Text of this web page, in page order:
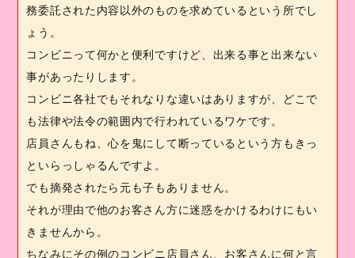
務委託された内容以外のものを求めているという所でし
ょう。
コンビニって何かと便利ですけど、出来る事と出来ない
事があったりします。
コンビニ各社でもそれなりな違いはありますが、どこで
も法律や法令の範囲内で行われているワケです。
店員さんもね、心を鬼にして断っているという方もきっ
といらっしゃるんですよ。
でも摘発されたら元も子もありません。
それが理由で他のお客さん方に迷惑をかけるわけにもい
きませんから。
ちなみにその例のコンビニ店員さん、お客さんに何と言